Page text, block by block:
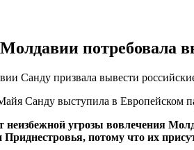
потребовала
Санду призвала вывести
Санду выступила в Европейском
неизбежной угрозы вовлечения
Приднестровья, потому что их